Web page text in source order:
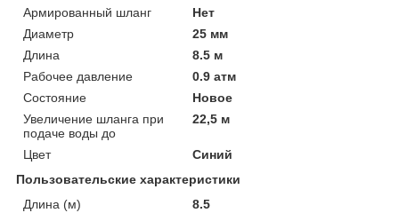
Армированный шланг
Нет
Диаметр
25 мм
Длина
8.5 м
Рабочее давление
0.9 атм
Состояние
Новое
Увеличение шланга при
подаче воды до
22,5 м
Цвет
Синий
Пользовательские характеристики
Длина (м)
8.5